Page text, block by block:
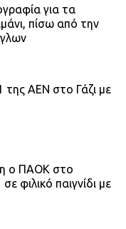
για τα
πίσω από την
της ΑΕΝ στο Γάζι με
ο ΠΑΟΚ στο
φιλικό παιγνίδι με